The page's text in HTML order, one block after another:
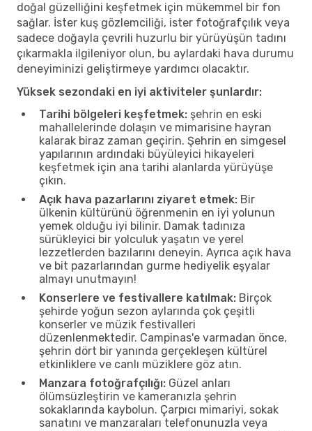
doğal güzelliğini keşfetmek için mükemmel bir fon
sağlar. İster kuş gözlemciliği, ister fotoğrafçılık veya
sadece doğayla çevrili huzurlu bir yürüyüşün tadını
çıkarmakla ilgileniyor olun, bu aylardaki hava durumu
deneyiminizi geliştirmeye yardımcı olacaktır.
Yüksek sezondaki en iyi aktiviteler şunlardır:
Tarihi bölgeleri keşfetmek: şehrin en eski
mahallelerinde dolaşın ve mimarisine hayran
kalarak biraz zaman geçirin. Şehrin en simgesel
yapılarının ardındaki büyüleyici hikayeleri
keşfetmek için ana tarihi alanlarda yürüyüşe
çıkın.
Açık hava pazarlarını ziyaret etmek: Bir
ülkenin kültürünü öğrenmenin en iyi yolunun
yemek olduğu iyi bilinir. Damak tadınıza
sürükleyici bir yolculuk yaşatın ve yerel
lezzetlerden bazılarını deneyin. Ayrıca açık hava
ve bit pazarlarından gurme hediyelik eşyalar
almayı unutmayın!
Konserlere ve festivallere katılmak: Birçok
şehirde yoğun sezon aylarında çok çeşitli
konserler ve müzik festivalleri
düzenlenmektedir. Campinas'e varmadan önce,
şehrin dört bir yanında gerçekleşen kültürel
etkinliklere ve canlı müziklere göz atın.
Manzara fotoğrafçılığı: Güzel anları
ölümsüzleştirin ve kameranızla şehrin
sokaklarında kaybolun. Çarpıcı mimariyi, sokak
sanatını ve manzaraları telefonunuzla veya